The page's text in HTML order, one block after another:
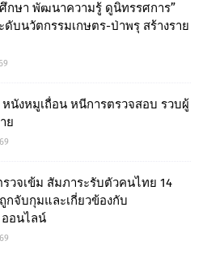
กษา พัฒนาความรู้ ดูนิทรรศการ”
ดับนวัตกรรมเกษตร-ป่าพรุ สร้างราย
นังหมูเถื่อน หนีการตรวจสอบ รวบผู้
ย
วจเข้ม สัมภาระรับตัวคนไทย 14
กจับกุมและเกี่ยวข้องกับ
อนไลน์